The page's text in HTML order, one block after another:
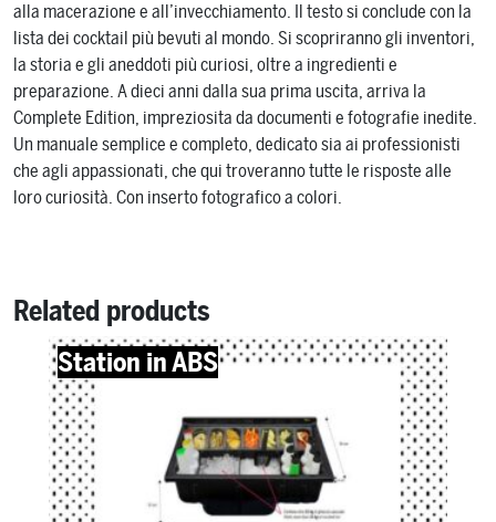
alla macerazione e all’invecchiamento. Il testo si conclude con la
lista dei cocktail più bevuti al mondo. Si scopriranno gli inventori,
la storia e gli aneddoti più curiosi, oltre a ingredienti e
preparazione. A dieci anni dalla sua prima uscita, arriva la
Complete Edition, impreziosita da documenti e fotografie inedite.
Un manuale semplice e completo, dedicato sia ai professionisti
che agli appassionati, che qui troveranno tutte le risposte alle
loro curiosità. Con inserto fotografico a colori.
Related products
Station in ABS